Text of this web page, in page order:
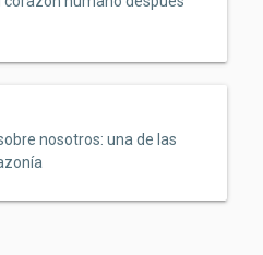
nosotros: una de las